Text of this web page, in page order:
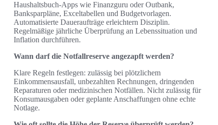
Haushaltsbuch-Apps wie Finanzguru oder Outbank,
Banksparpläne, Exceltabellen und Budgetvorlagen.
Automatisierte Daueraufträge erleichtern Disziplin.
Regelmäßige jährliche Überprüfung an Lebenssituation und
Inflation durchführen.
Wann darf die Notfallreserve angezapft werden?
Klare Regeln festlegen: zulässig bei plötzlichem
Einkommensausfall, unbezahlten Rechnungen, dringenden
Reparaturen oder medizinischen Notfällen. Nicht zulässig für
Konsumausgaben oder geplante Anschaffungen ohne echte
Notlage.